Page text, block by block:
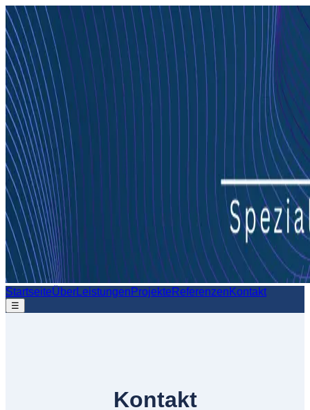
StartseiteÜberLeistungenProjekteReferenzenKontakt
☰
Kontakt